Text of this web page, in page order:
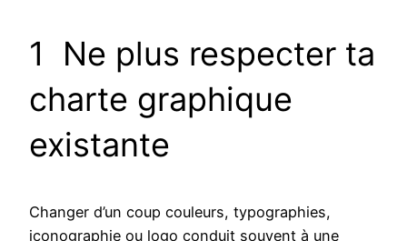
1 Ne plus respecter ta
charte graphique
existante
Changer d’un coup couleurs, typographies,
iconographie ou logo conduit souvent à une